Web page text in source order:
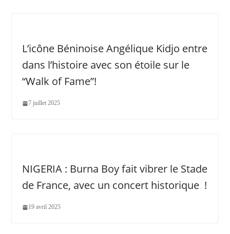
L’icône Béninoise Angélique Kidjo entre
dans l’histoire avec son étoile sur le
“Walk of Fame”!
7 juillet 2025
NIGERIA : Burna Boy fait vibrer le Stade
de France, avec un concert historique !
19 avril 2025